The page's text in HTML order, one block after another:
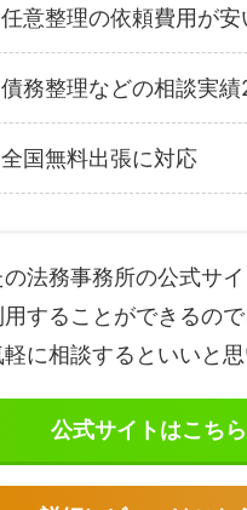
任意整理の依頼費用が安
債務整理などの相談実
全国無料出張に対応
法務事務所の公式サ
することができるの
に相談するといいと思
公式サイトはこちら